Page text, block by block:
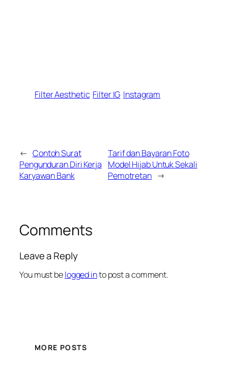
Filter Aesthetic Filter IG Instagram
← Contoh Surat
Pengunduran Diri Kerja
Karyawan Bank
Tarif dan Bayaran Foto
Model Hijab Untuk Sekali
Pemotretan →
Comments
Leave a Reply
You must belogged into post a comment.
MORE POSTS